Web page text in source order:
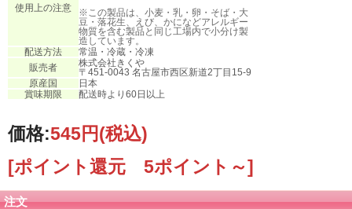
使用上の注意
※この製品は、小麦・乳・卵・そば・大
豆・落花生、えび、かになどアレルギー
物質を含む製品と同じ工場内で小分け製
造しています。
配送方法
常温・冷蔵・冷凍
販売者
株式会社きくや
〒451-0043 名古屋市西区新道2丁目15-9
原産国
日本
賞味期限
配送時より60日以上
価格:545円(税込)
[ポイント還元 5ポイント～]
注文